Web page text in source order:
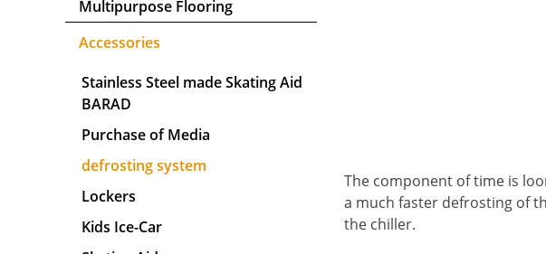
Multipurpose Flooring
Accessories
Stainless Steel made Skating Aid
BARAD
Purchase of Media
defrosting system
Lockers
Kids Ice-Car
The component of time is
a much faster defrosting of
the chiller.